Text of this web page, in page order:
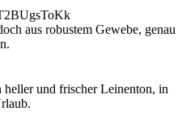
aus robustem Gewebe, genau
und frischer Leinenton, in